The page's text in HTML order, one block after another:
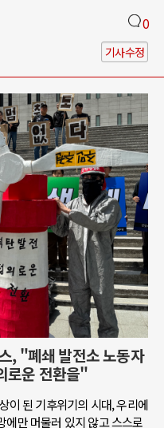
0
기사수정
, "폐쇄 발전소 노동자
로운 전환을"
이 된 기후위기의 시대, 우리에
에만 머물러 있지 않고 스스로